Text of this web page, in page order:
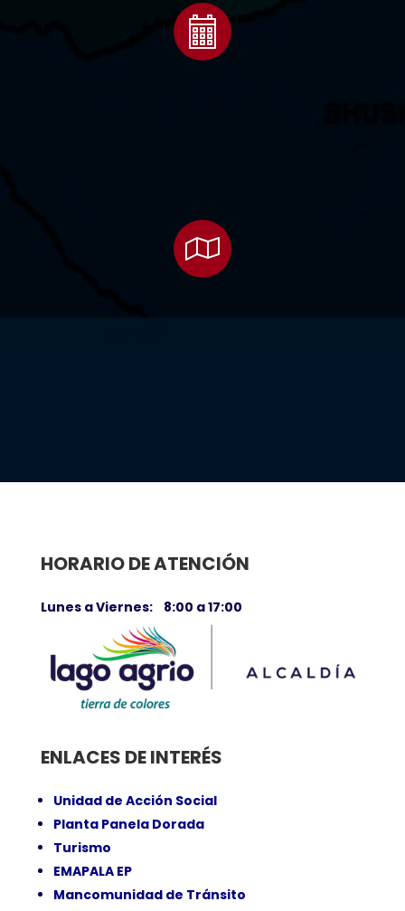
HORARIO DE ATENCIÓN
Lunes a Viernes: 8:00 a 17:00
ENLACES DE INTERÉS
Unidad de Acción Social
Planta Panela Dorada
Turismo
EMAPALA EP
Mancomunidad de Tránsito